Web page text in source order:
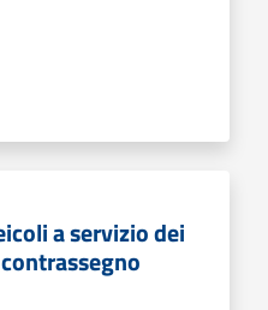
a servizio dei